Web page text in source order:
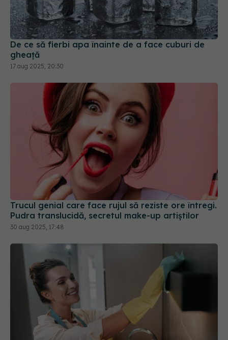
De ce să fierbi apa înainte de a face cuburi de
gheață
17 aug 2025, 20:30
Trucul genial care face rujul să reziste ore întregi.
Pudra translucidă, secretul make-up artiștilor
30 aug 2025, 17:48